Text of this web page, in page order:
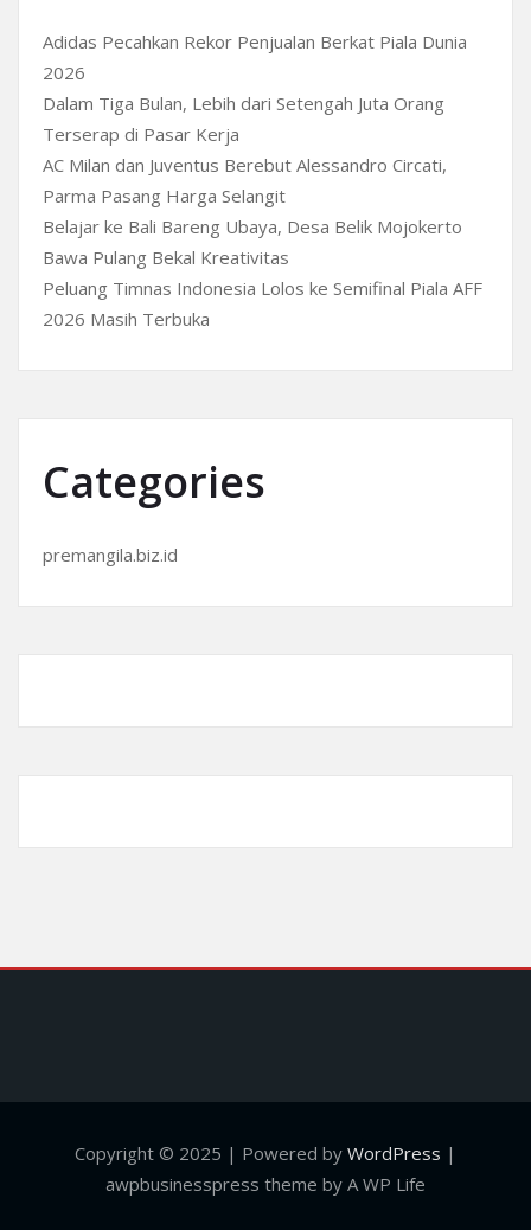
Adidas Pecahkan Rekor Penjualan Berkat Piala Dunia
2026
Dalam Tiga Bulan, Lebih dari Setengah Juta Orang
Terserap di Pasar Kerja
AC Milan dan Juventus Berebut Alessandro Circati,
Parma Pasang Harga Selangit
Belajar ke Bali Bareng Ubaya, Desa Belik Mojokerto
Bawa Pulang Bekal Kreativitas
Peluang Timnas Indonesia Lolos ke Semifinal Piala AFF
2026 Masih Terbuka
Categories
premangila.biz.id
Copyright © 2025 | Powered by WordPress |
awpbusinesspress theme by A WP Life